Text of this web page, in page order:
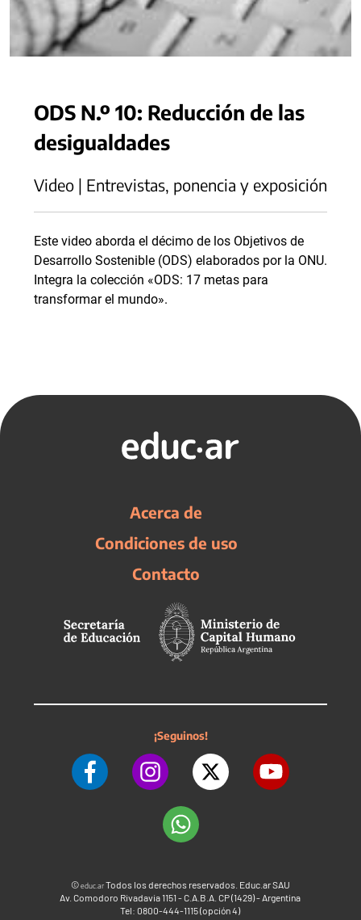
ODS N.º 10: Reducción de las
desigualdades
Video | Entrevistas, ponencia y exposición
Este video aborda el décimo de los Objetivos de
Desarrollo Sostenible (ODS) elaborados por la ONU.
Integra la colección «ODS: 17 metas para
transformar el mundo».
Acerca de
Condiciones de uso
Contacto
¡Seguinos!
©educ.arTodos los derechos reservados. Educ.ar SAU
Av. Comodoro Rivadavia 1151 - C.A.B.A. CP (1429) - Argentina
Tel: 0800-444-1115 (opción 4)